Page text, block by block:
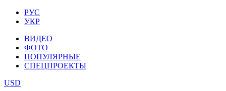
РУС
УКР
ВИДЕО
ФОТО
ПОПУЛЯРНЫЕ
СПЕЦПРОЕКТЫ
USD